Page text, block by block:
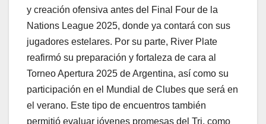
y creación ofensiva antes del Final Four de la
Nations League 2025, donde ya contará con sus
jugadores estelares. Por su parte, River Plate
reafirmó su preparación y fortaleza de cara al
Torneo Apertura 2025 de Argentina, así como su
participación en el Mundial de Clubes que será en
el verano. Este tipo de encuentros también
permitió evaluar jóvenes promesas del Tri, como